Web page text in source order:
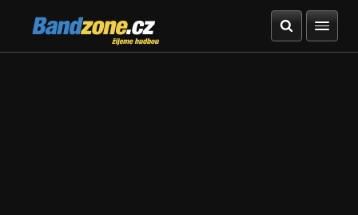
Bandzone.cz
žijeme hudbou